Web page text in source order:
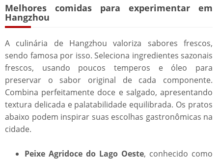
Melhores comidas para experimentar em
Hangzhou​​
A culinária de Hangzhou valoriza sabores frescos,
sendo famosa por isso. Seleciona ingredientes sazonais
frescos, usando poucos temperos e óleo para
preservar o sabor original de cada componente.
Combina perfeitamente doce e salgado, apresentando
textura delicada e palatabilidade equilibrada. Os pratos
abaixo podem inspirar suas escolhas gastronômicas na
cidade.
Peixe Agridoce do Lago Oeste, conhecido como